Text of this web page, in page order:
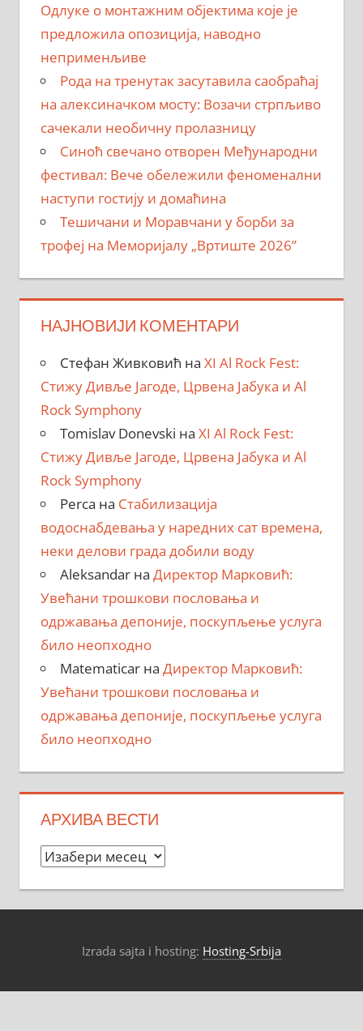
Одлуке о монтажним објектима које је
предложила опозиција, наводно
неприменљиве
Рода на тренутак засутавила саобраћај
на алексиначком мосту: Возачи стрпљиво
сачекали необичну пролазницу
Синоћ свечано отворен Међународни
фестивал: Вече обележили феноменални
наступи гостију и домаћина
Тешичани и Моравчани у борби за
трофеј на Меморијалу „Вртиште 2026”
НАЈНОВИЈИ КОМЕНТАРИ
Стефан Живковић на XI Al Rock Fest:
Стижу Дивље Јагоде, Црвена Јабука и Al
Rock Symphony
Tomislav Donevski на XI Al Rock Fest:
Стижу Дивље Јагоде, Црвена Јабука и Al
Rock Symphony
Perca на Стабилизација
водоснабдевања у наредних сат времена,
неки делови града добили воду
Aleksandarна Директор Марковић:
Увећани трошкови пословања и
одржавања депоније, поскупљење услуга
било неопходно
Matematicarна Директор Марковић:
Увећани трошкови пословања и
одржавања депоније, поскупљење услуга
било неопходно
АРХИВА ВЕСТИ
Архива
Izrada sajta i hosting: Hosting-Srbija